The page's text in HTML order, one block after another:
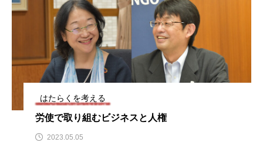
はたらくを考える
労使で取り組むビジネスと人権
2023.05.05